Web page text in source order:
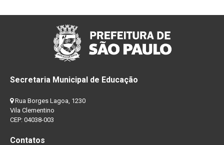
Secretaria Municipal de Educação
Rua Borges Lagoa, 1230
Vila Clementino
CEP: 04038-003
Contatos